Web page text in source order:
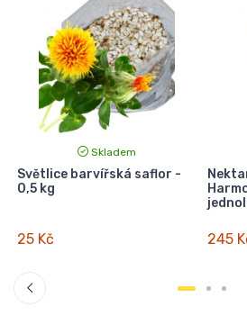
Skladem
Světlice barvířská saflor -
0,5 kg
25 Kč 245